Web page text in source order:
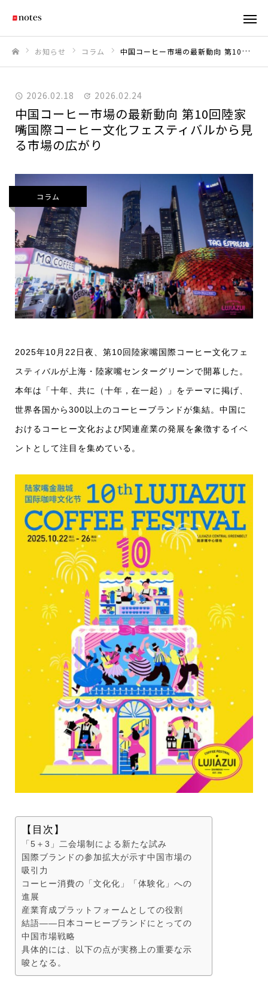
お知らせ コラム 中国コーヒー市場の最新動向 ――第10回陸家嘴国際コーヒー文化フェスティバルから見る市場の広がり
2026.02.18 2026.02.24
中国コーヒー市場の最新動向 ――第10回陸家
嘴国際コーヒー文化フェスティバルから見
る市場の広がり
コラム
2025年10月22日夜、第10回陸家嘴国際コーヒー文化フェ
スティバルが上海・陸家嘴センターグリーンで開幕した。
本年は「十年、共に（十年，在一起）」をテーマに掲げ、
世界各国から300以上のコーヒーブランドが集結。中国に
おけるコーヒー文化および関連産業の発展を象徴するイベ
ントとして注目を集めている。
【目次】
「5＋3」二会場制による新たな試み
国際ブランドの参加拡大が示す中国市場の
吸引力
コーヒー消費の「文化化」「体験化」への
進展
産業育成プラットフォームとしての役割
結語――日本コーヒーブランドにとっての
中国市場戦略
具体的には、以下の点が実務上の重要な示
唆となる。